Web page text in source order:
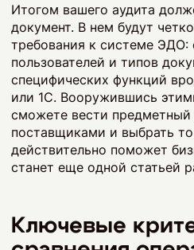
Итогом вашего аудита
документ. В нем будут
требования к системе ЭДО:
пользователей и типов
специфических функций
или 1С. Вооружившись
сможете вести предметный
поставщиками и выбрать
действительно поможет
станет еще одной статьей
Ключевые